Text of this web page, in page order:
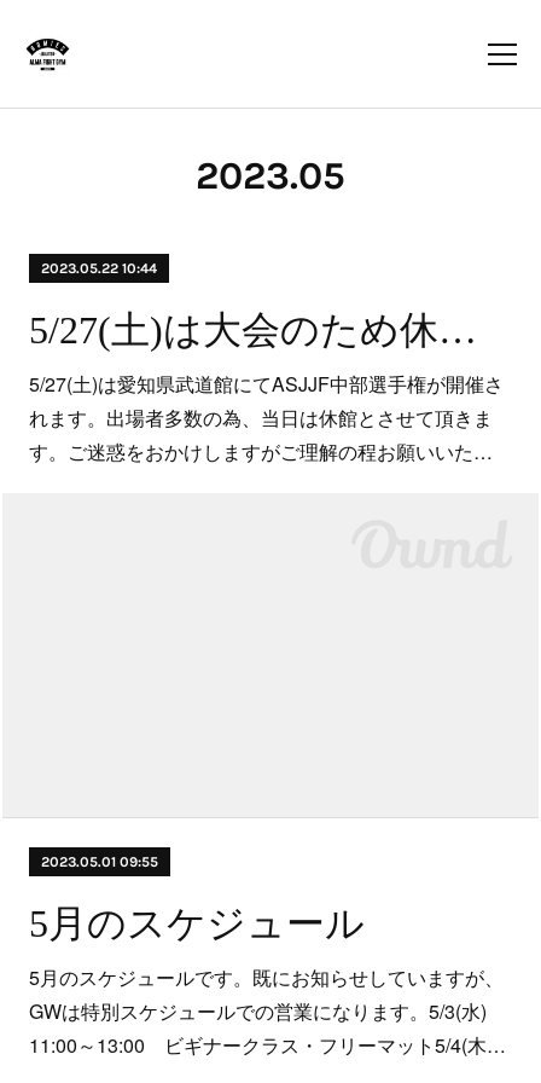
2023.05
2023.05.22 10:44
5/27(土)は大会のため休館です
5/27(土)は愛知県武道館にてASJJF中部選手権が開催さ
れます。出場者多数の為、当日は休館とさせて頂きま
す。ご迷惑をおかけしますがご理解の程お願いいた…
2023.05.01 09:55
5月のスケジュール
5月のスケジュールです。既にお知らせしていますが、
GWは特別スケジュールでの営業になります。5/3(水)
11:00～13:00 ビギナークラス・フリーマット5/4(木…